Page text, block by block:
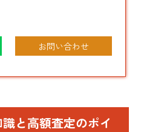
お問い合わせ
と高額査定のポイ